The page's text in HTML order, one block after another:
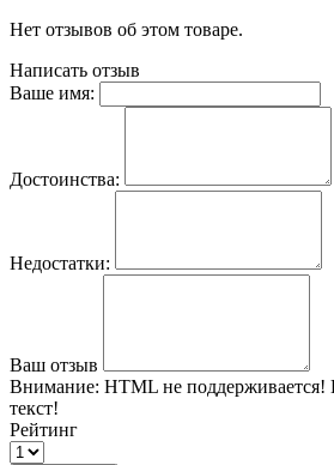
Нет отзывов об этом товаре.
Написать отзыв
Ваше имя:
Достоинства:
Недостатки:
Ваш отзыв
Внимание: HTML не
текст!
Рейтинг